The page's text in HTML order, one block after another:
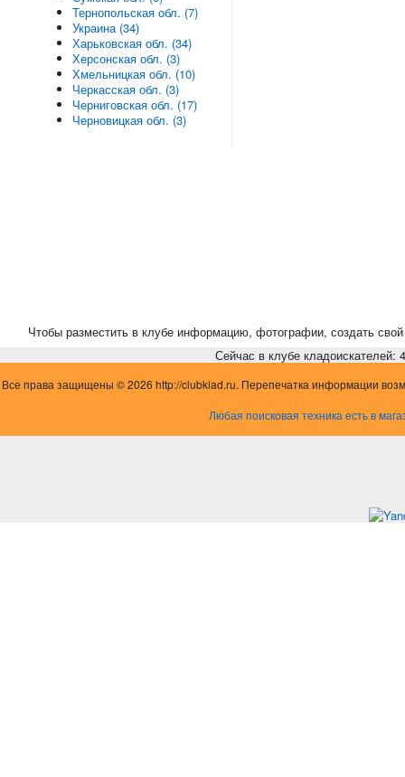
Тернопольская обл. (7)
Украина (34)
Харьковская обл. (34)
Херсонская обл. (3)
Хмельницкая обл. (10)
Черкасская обл. (3)
Черниговская обл. (17)
Черновицкая обл. (3)
Чтобы разместить в клубе информацию, фотографии, создать свой
Сейчас в клубе кладоискателей:
Все права защищены © 2026 http://clubklad.ru. Перепечатка информации
Любая поисковая техника есть в